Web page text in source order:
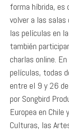
forma híbrida, es
volver a las salas
las películas en
también
charlas online.
películas, todas
entre el 9 y 26
por Songbird
Europea en
Culturas, las